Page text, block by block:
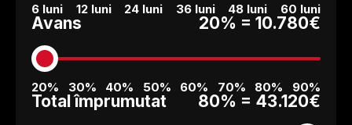
6 luni 12 luni 24 luni 36 luni 48 luni 60 luni
Avans 20% = 10.780€
20% 30% 40% 50% 60% 70% 80% 90%
Total împrumutat 80% = 43.120€